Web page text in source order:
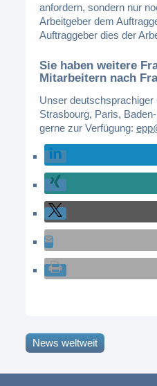
anfordern, sondern nur
Arbeitgeber dem
Auftraggeber dies der
Sie haben weitere
Mitarbeitern nach
Unser
Strasbourg, Paris,
gerne zur Verfügung:
News weltweit